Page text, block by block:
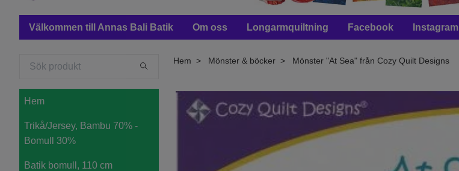
Välkommen till Annas Bali Batik Om oss Longarmquiltning Facebook Instagram
Hem
Trikå/Jersey, Bambu 70% -
Bomull 30%
Batik bomull, 110 cm
Hem Mönster & böcker Mönster "At Sea" från Cozy Quilt Designs